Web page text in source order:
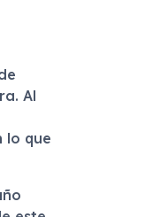
Al
lo que